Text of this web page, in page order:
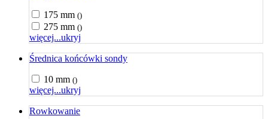
175 mm ()
275 mm ()
więcej...ukryj
Średnica końcówki sondy
10 mm ()
więcej...ukryj
Rowkowanie